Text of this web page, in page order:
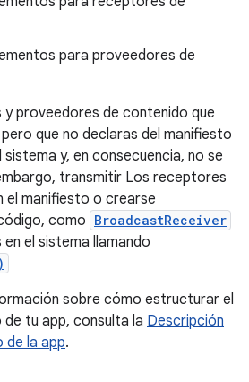
para proveedores de
proveedores de contenido que
que no declaras del manifiesto
y, en consecuencia, no se
transmitir Los receptores
el manifiesto o crearse
como BroadcastReceiver
el sistema llamando
sobre cómo estructurar el
tu app, consulta la Descripción
de la app.